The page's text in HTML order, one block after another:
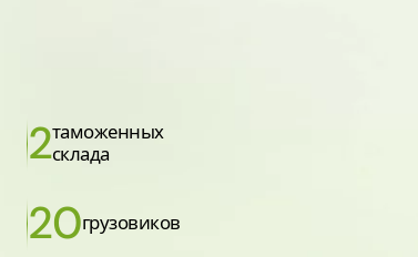
2таможенных
склада
20грузовиков